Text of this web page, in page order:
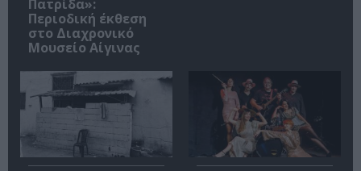
Πατρίδα»:
Περιοδική έκθεση
στο Διαχρονικό
Μουσείο Αίγινας